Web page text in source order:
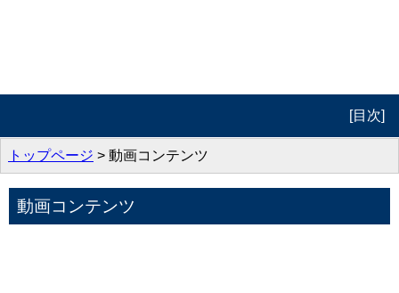
[目次]
トップページ
プロフィール
動画コンテンツ
トップページ > 動画コンテンツ
動画コンテンツ